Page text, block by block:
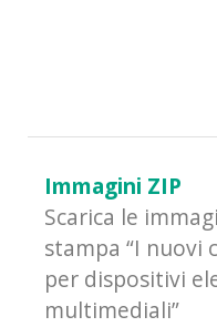
Immagini ZIP
Scarica le
stampa “I nuovi
per dispositivi
multimediali”